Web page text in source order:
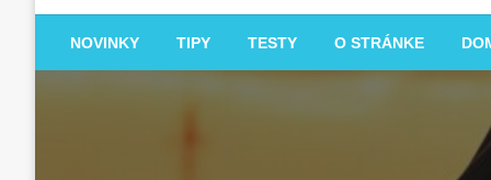
NOVINKY TIPY TESTY O STRÁNKE